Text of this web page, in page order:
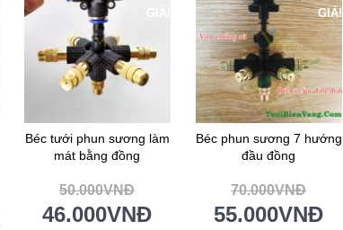
Béc tưới phun sương làm
mát bằng đồng
50.000VNĐ
46.000VNĐ
GIÁ!
Béc phun sương 7 hướng
đầu đồng
70.000VNĐ
55.000VNĐ